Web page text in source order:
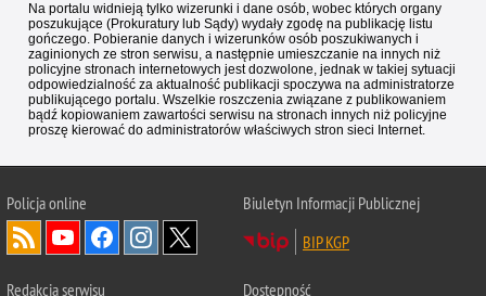
Na portalu widnieją tylko wizerunki i dane osób, wobec których organy
poszukujące (Prokuratury lub Sądy) wydały zgodę na publikację listu
gończego. Pobieranie danych i wizerunków osób poszukiwanych i
zaginionych ze stron serwisu, a następnie umieszczanie na innych niż
policyjne stronach internetowych jest dozwolone, jednak w takiej sytuacji
odpowiedzialność za aktualność publikacji spoczywa na administratorze
publikującego portalu. Wszelkie roszczenia związane z publikowaniem
bądź kopiowaniem zawartości serwisu na stronach innych niż policyjne
proszę kierować do administratorów właściwych stron sieci Internet.
Policjaonline
Biuletyn Informacji Publicznej
BIP KGP
Redakcja serwisu Dostępność